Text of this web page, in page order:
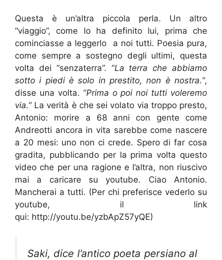
Questa è un’altra piccola perla. Un altro
“viaggio”, come lo ha definito lui, prima che
cominciasse a leggerlo a noi tutti. Poesia pura,
come sempre a sostegno degli ultimi, questa
volta dei “senzaterra”. “La terra che abbiamo
sotto i piedi è solo in prestito, non è nostra.“,
disse una volta. “Prima o poi noi tutti voleremo
via.” La verità è che sei volato via troppo presto,
Antonio: morire a 68 anni con gente come
Andreotti ancora in vita sarebbe come nascere
a 20 mesi: uno non ci crede. Spero di far cosa
gradita, pubblicando per la prima volta questo
video che per una ragione e l’altra, non riuscivo
mai a caricare su youtube. Ciao Antonio.
Mancherai a tutti. (Per chi preferisce vederlo su
youtube, il link
qui: http://youtu.be/yzbApZ57yQE)
Saki, dice l’antico poeta persiano al